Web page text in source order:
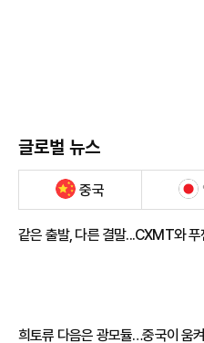
글로벌 뉴스
중국
같은 출발, 다른 결말...CXMT와
희토류 다음은 광모듈…중국이 움